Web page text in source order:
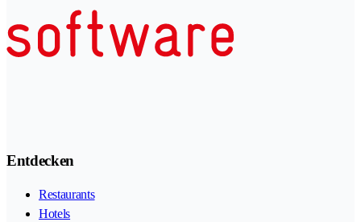
Entdecken
Restaurants
Hotels